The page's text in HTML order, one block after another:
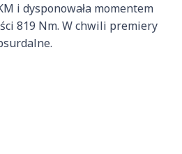
i dysponowała momentem
819 Nm. W chwili premiery